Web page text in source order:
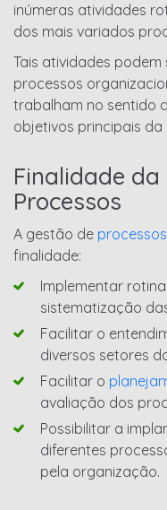
inúmeras atividades
dos mais variados
Tais atividades
processos
trabalham no sentido
objetivos principais
Finalidade da
Processos
A gestão de
finalidade:
Implementar
sistematização
Facilitar o
diversos setores
Facilitar o
avaliação dos
Possibilitar a
diferentes
pela organização.